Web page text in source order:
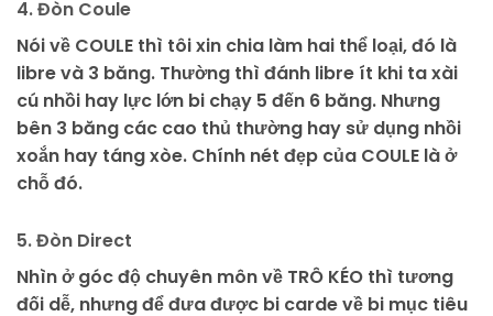
4. Đòn Coule
Nói về COULE thì tôi xin chia làm hai thể loại, đó là
libre và 3 băng. Thường thì đánh libre ít khi ta xài
cú nhồi hay lực lớn bi chạy 5 đến 6 băng. Nhưng
bên 3 băng các cao thủ thường hay sử dụng nhồi
xoắn hay táng xòe. Chính nét đẹp của COULE là ở
chỗ đó.
5. Đòn Direct
Nhìn ở góc độ chuyên môn về TRÔ KÉO thì tương
đối dễ, nhưng để đưa được bi carde về bi mục tiêu